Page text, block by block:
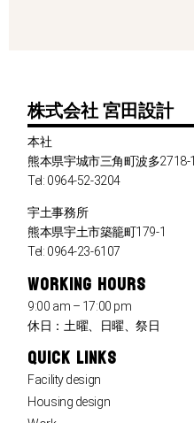
株式会社 宮田設計
本社
熊本県宇城市三角町波多2718-1
Tel: 0964-52-3204
宇土事務所
熊本県宇土市築籠町179-1
Tel: 0964-23-6107
WORKING HOURS
9:00 am – 17:00 pm
休日：土曜、日曜、祭日
QUICK LINKS
Facility design
Housing design